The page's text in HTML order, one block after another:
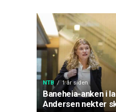
NTB 1 år siden
Baneheia-anken i
Andersen nekter